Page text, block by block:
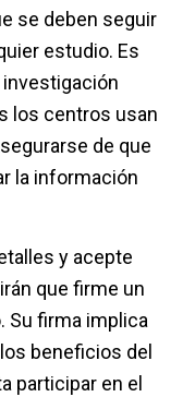
se deben seguir
estudio. Es
los centros usan
de que
la información
y acepte
que firme un
Su firma implica
beneficios del
participar en el